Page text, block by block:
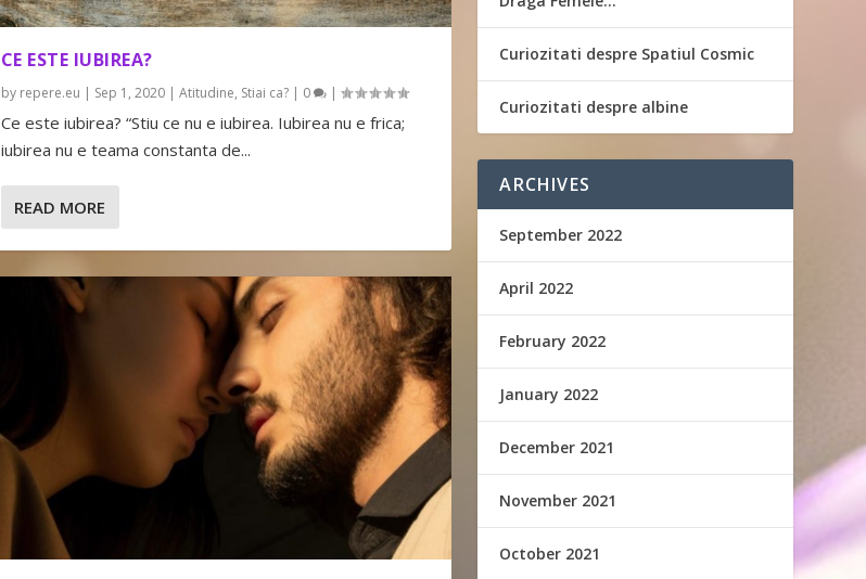
CE ESTE IUBIREA?
by repere.eu | Sep 1, 2020| Atitudine, Stiai ca?| 0 |
Ce este iubirea? “Stiu ce nu e iubirea. Iubirea nu e frica;
iubirea nu e teama constanta de...
READ MORE
Curiozitati despre Spatiul Cosmic
Curiozitati despre albine
ARCHIVES
September 2022
April 2022
February 2022
January 2022
December 2021
November 2021
October 2021